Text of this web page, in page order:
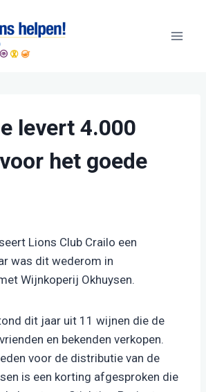
levert 4.000
het goede
Lions Club Crailo een
was dit wederom in
Wijnkoperij Okhuysen.
dit jaar uit 11 wijnen die de
en bekenden verkopen.
voor de distributie van de
is een korting afgesproken die